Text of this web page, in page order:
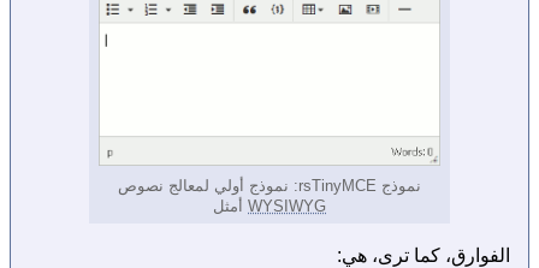
نموذج rsTinyMCE: نموذج أولي لمعالج نصوص
WYSIWYG أمثل
الفوارق، كما ترى، هي: